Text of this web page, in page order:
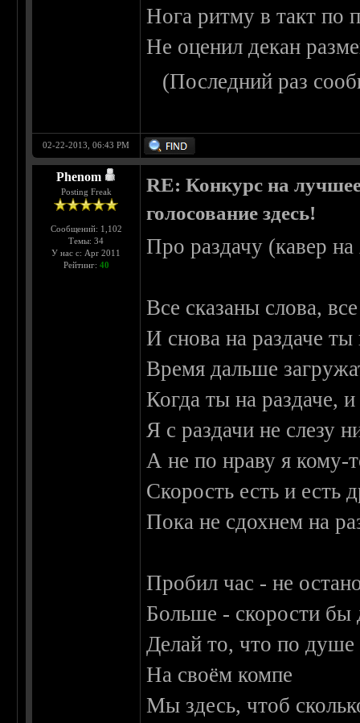
Нога ритму в такт по
Не оценил декан
(Последний раз
02-22-2013, 06:43 PM
Phenom
Posting Freak
Сообщений: 1,102
Темы: 34
У нас с: Apr 2011
Рейтинг: 40
RE: Конкурс на
голосование здесь!
Про раздачу (кавер
Все сказаны слова,
И снова на раздаче ты
Время дальше
Когда ты на раздаче,
Я с раздачи не слезу
А не по нраву я кому-
Скорость есть и есть
Пока не сдохнем на
Пробил час - не
Больше - скорости бы
Делай то, что по душе
На своём компе
Мы здесь, чтоб